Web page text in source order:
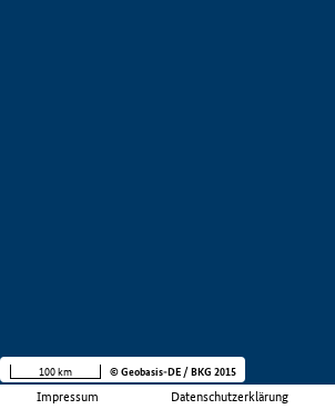
Impressum Datenschutzerklärung
100 km © Geobasis-DE / BKG 2015